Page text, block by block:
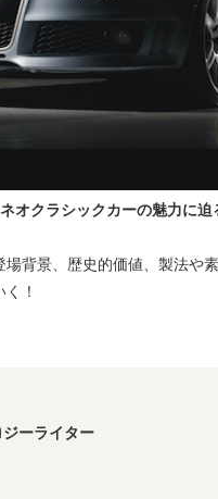
オクラシックカーの魅力に
背景、歴史的価値、製法や
！
ーライター